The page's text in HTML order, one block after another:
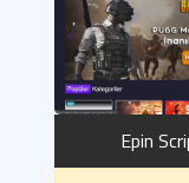
Epin